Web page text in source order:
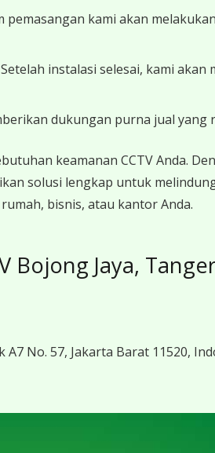
pemasangan kami akan
instalasi selesai, kami
dukungan purna jual
keamanan CCTV Anda.
solusi lengkap untuk
bisnis, atau kantor Anda.
Bojong Jaya,
A7 No. 57, Jakarta Barat 11520,